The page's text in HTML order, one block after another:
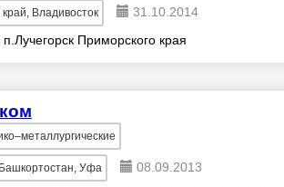
Владивосток
31.10.2014
Приморского края
Уфа
08.09.2013